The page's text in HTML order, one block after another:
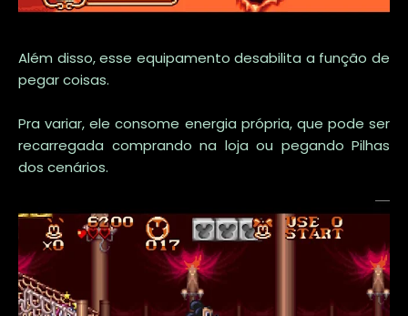
Além disso, esse equipamento desabilita a função de
pegar coisas.
Pra variar, ele consome energia própria, que pode ser
recarregada comprando na loja ou pegando Pilhas
dos cenários.